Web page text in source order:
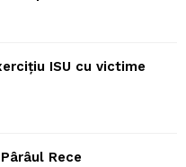
ISU cu victime
Rece